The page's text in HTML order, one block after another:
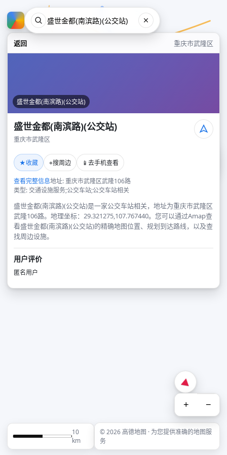
返回 重庆市武隆区
盛世金都(南滨路)(公交站)
盛世金都(南滨路)(公交站)
重庆市武隆区
★收藏 ⌖搜周边 📱 去手机查看
查看完整信息地址: 重庆市武隆区武隆106路
类型: 交通设施服务;公交车站;公交车站相关
盛世金都(南滨路)(公交站)是一家公交车站相关，地址为重庆市武隆区
武隆106路。地理坐标：29.321275,107.767440。您可以通过Amap查
看盛世金都(南滨路)(公交站)的精确地图位置、规划到达路线，以及查
找周边设施。
用户评价
匿名用户
+ −
10
km
© 2026 高德地图 · 为您提供准确的地图服
务